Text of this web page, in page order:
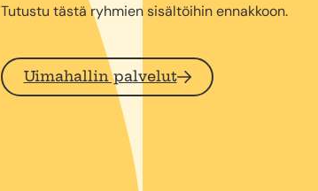
Tutustu tästä ryhmien sisältöihin ennakkoon.
Uimahallin palvelut